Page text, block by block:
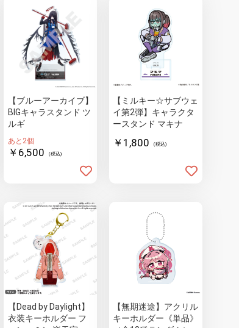
【ブルーアーカイブ】
BIGキャラスタンド ツ
ルギ
あと2個
￥6,500 (税込)
【ミルキー☆サブウェ
イ第2弾】キャラクタ
ースタンド マキナ
￥1,800 (税込)
【Dead by Daylight】
衣装キーホルダー フ
【無期迷途】アクリル
キーホルダー《単品》